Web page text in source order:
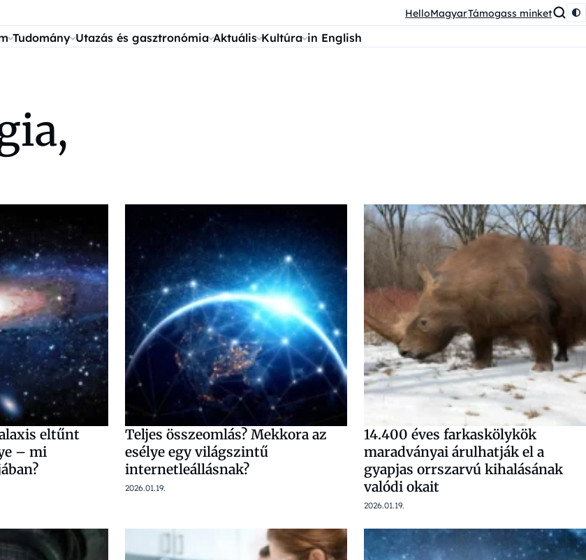
HelloMagyarTámogass minket
Tudomány Utazás és gasztronómia Aktuális Kultúra in English
eltűnt
– mi
Teljes összeomlás? Mekkora az
esélye egy világszintű
internetleállásnak?
2026.01.19.
14.400 éves farkaskölykök
maradványai árulhatják el a
gyapjas orrszarvú kihalásának
valódi okait
2026.01.19.